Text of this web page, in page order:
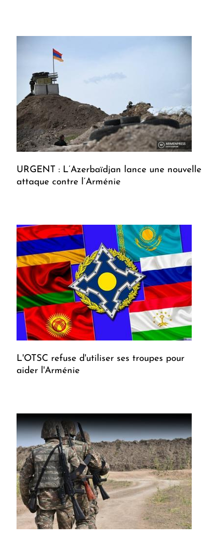
URGENT : L’Azerbaïdjan lance une nouvelle
attaque contre l’Arménie
L'OTSC refuse d'utiliser ses troupes pour
aider l'Arménie